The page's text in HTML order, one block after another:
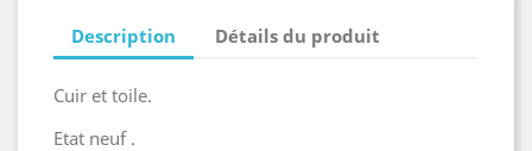
Description Détails du produit
Cuir et toile.
Etat neuf .